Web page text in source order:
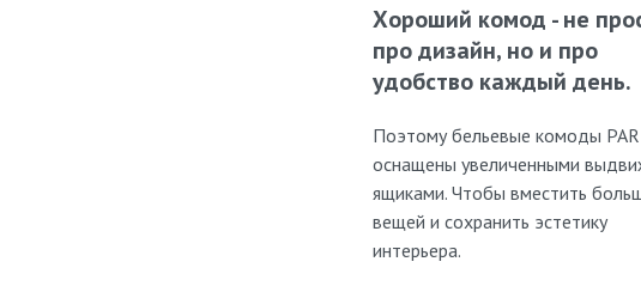
Хороший комод - не
про дизайн, но и про
удобство каждый день.
Поэтому бельевые комоды
оснащены увеличенными
ящиками. Чтобы вместить
вещей и сохранить эстетику
интерьера.